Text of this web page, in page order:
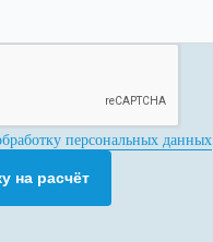
персональных данных
на расчёт